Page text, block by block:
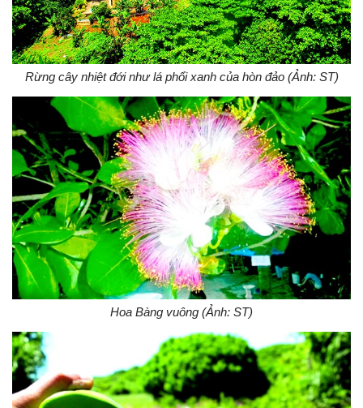
Rừng cây nhiệt đới như lá phổi xanh của hòn đảo (Ảnh: ST)
Hoa Bàng vuông (Ảnh: ST)